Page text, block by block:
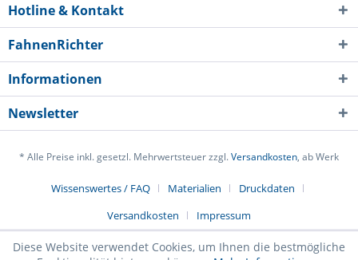
verstanden und stimme zu. *
Mit * gekennzeichnete Felder sind Pflichtfelder.
Senden
Hotline & Kontakt
FahnenRichter
Informationen
Newsletter
* Alle Preise inkl. gesetzl. Mehrwertsteuer zzgl.Versandkosten, ab Werk
Wissenswertes / FAQ Materialien
Druckdaten
Versandkosten
Impressum
Diese Website verwendet Cookies, um Ihnen die bestmögliche